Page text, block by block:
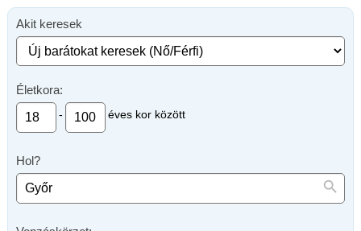
Akit keresek
Életkora:
- éves kor között
Hol?